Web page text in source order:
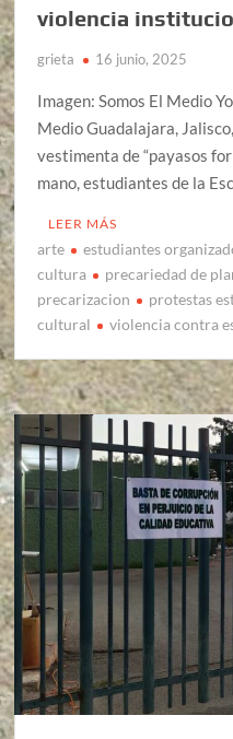
violencia
grieta 16 junio, 2025
Imagen: Somos El Medio
Medio Guadalajara,
vestimenta de “payasos
mano, estudiantes de la
LEER MÁS
arte estudiantes
cultura
precariedad de
precarizacion
protestas
cultural
violencia contra